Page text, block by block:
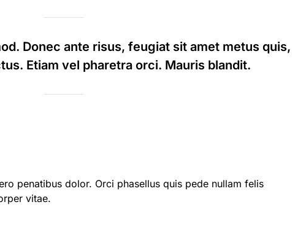
Donec ante risus, feugiat sit amet metus quis,
Etiam vel pharetra orci. Mauris blandit.
penatibus dolor. Orci phasellus quis pede nullam felis
vitae.